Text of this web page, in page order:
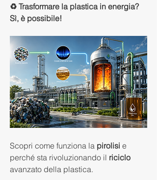
♻️ Trasformare la plastica in energia?
Sì, è possibile!
Scopri come funziona la pirolisi e
perché sta rivoluzionando il riciclo
avanzato della plastica.